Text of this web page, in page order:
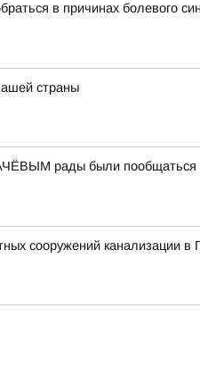
в причинах болевого
страны
рады были пообщаться
сооружений канализации в